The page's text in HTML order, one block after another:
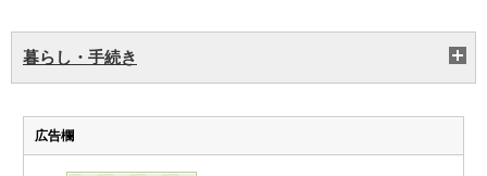
暮らし・手続き
広告欄